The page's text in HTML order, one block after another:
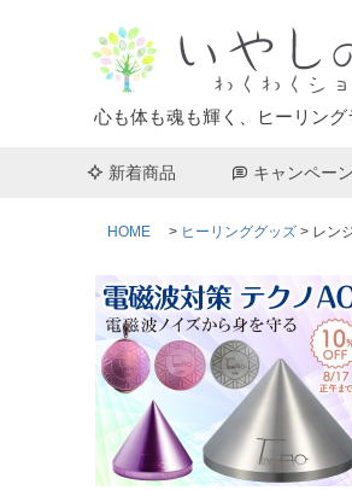
心も体も魂も輝く、ヒーリン
新着商品 キャンペーン
HOME ヒーリンググッズ レン